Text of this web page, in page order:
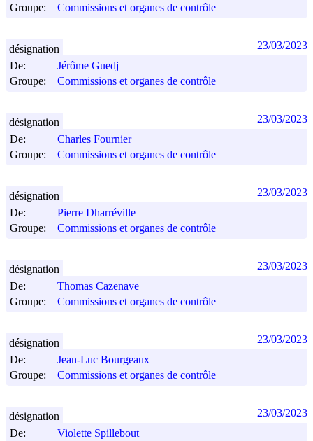
Groupe:
Commissions et organes de contrôle
De:
Jérôme Guedj
Groupe:
Commissions et organes de contrôle
désignation 23/03/2023
De:
Charles Fournier
Groupe:
Commissions et organes de contrôle
désignation 23/03/2023
De:
Pierre Dharréville
Groupe:
Commissions et organes de contrôle
désignation 23/03/2023
De:
Thomas Cazenave
Groupe:
Commissions et organes de contrôle
désignation 23/03/2023
De:
Jean-Luc Bourgeaux
Groupe:
Commissions et organes de contrôle
désignation 23/03/2023
De:
Violette Spillebout
désignation 23/03/2023